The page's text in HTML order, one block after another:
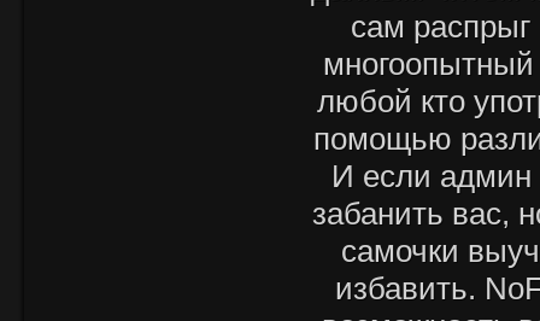
сам
любой кто
помощью
И если админ
забанить вас,
самочки
избавить.